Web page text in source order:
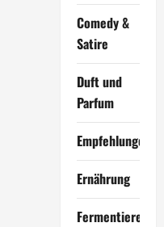
Comedy &
Satire
Duft und
Parfum
Empfehlungen
Ernährung
Fermentieren